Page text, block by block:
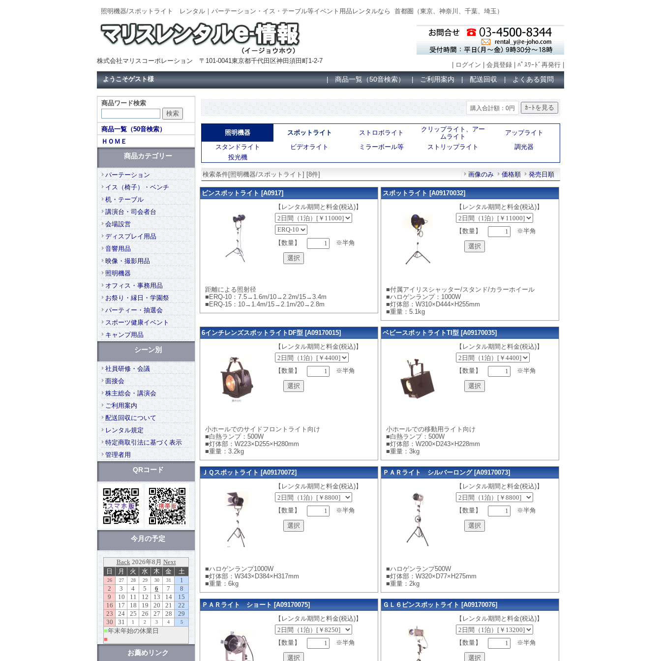
照明機器/スポットライト レンタル｜パーテーション・イス・テーブル等イベント用品レンタルなら 首都圏（東京、神奈川、千葉、埼玉 ）
ログイン 会員登録 ﾊﾟｽﾜｰﾄﾞ再発行
株式会社マリスコーポレーション 〒101-0041東京都千代田区神田須田町1-2-7
ようこそゲスト様 商品一覧（50音検索） ご利用案内 配送回収 よくある質問
購入合計額：0円
照明機器 スポットライト ストロボライト
クリップライト、アー
ムライト
アップライト
スタンドライト
ビデオライト ミラーボール等 ストリップライト
調光器
投光機
検索条件[照明機器/スポットライト] [8件] 画像のみ 価格順 発売日順
ピンスポットライト [A0917]
【レンタル期間と料金(税込)】
【数量】 ※半角
距離による照射径
■ERQ-10：7.5→1.6m/10→2.2m/15→3.4m
■ERQ-15：10→1.4m/15→2.1m/20→2.8m
スポットライト [A09170032]
【レンタル期間と料金(税込)】
【数量】 ※半角
■付属アイリスシャッター/スタンド/カラーホイール
■ハロゲンランプ：1000W
■灯体部：W310×D444×H255mm
■重量：5.1kg
6インチレンズスポットライトDF型 [A09170015]
【レンタル期間と料金(税込)】
【数量】 ※半角
小ホールでのサイドフロントライト向け
■白熱ランプ：500W
■灯体部：W223×D255×H280mm
■重量：3.2kg
ベビースポットライトTI型 [A09170035]
【レンタル期間と料金(税込)】
【数量】 ※半角
小ホールでの移動用ライト向け
■白熱ランプ：500W
■灯体部：W200×D243×H228mm
■重量：3kg
ＪＱスポットライト [A09170072]
【レンタル期間と料金(税込)】
【数量】 ※半角
■ハロゲンランプ1000W
■灯体部：W343×D384×H317mm
■重量：6kg
ＰＡＲライト シルバーロング [A09170073]
【レンタル期間と料金(税込)】
【数量】 ※半角
■ハロゲンランプ500W
■灯体部：W320×D77×H275mm
■重量：2kg
ＰＡＲライト ショート [A09170075]
【レンタル期間と料金(税込)】
【数量】 ※半角
ＧＬ６ピンスポットライト [A09170076]
【レンタル期間と料金(税込)】
【数量】 ※半角
商品ワード検索
商品一覧（50音検索）
ＨＯＭＥ
商品カテゴリー
パーテーション
イス（椅子）・ベンチ
机・テーブル
講演台・司会者台
会場設営
ディスプレイ用品
音響用品
映像・撮影用品
照明機器
オフィス・事務用品
お祭り・縁日・学園祭
パーティー・抽選会
スポーツ健康イベント
キャンプ用品
シーン別
社員研修・会議
面接会
株主総会・講演会
ご利用案内
配送回収について
レンタル規定
特定商取引法に基づく表示
管理者用
QRコード
今月の予定
お薦めリンク